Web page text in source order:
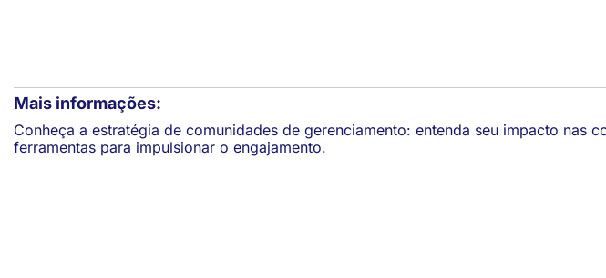
Mais informações:
Conheça a estratégia de comunidades de gerenciamento: entenda seu impacto
ferramentas para impulsionar o engajamento.